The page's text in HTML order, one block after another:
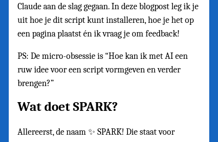
Claude aan de slag gegaan. In deze blogpost leg ik je
uit hoe je dit script kunt installeren, hoe je het op
een pagina plaatst én ik vraag je om feedback!
PS: De micro-obsessie is “Hoe kan ik met AI een
ruw idee voor een script vormgeven en verder
brengen?”
Wat doet SPARK?
Allereerst, de naam ✨ SPARK! Die staat voor